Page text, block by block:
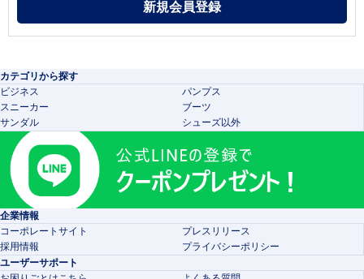
カテゴリから探す
ビジネス
パンプス
スニーカー
ブーツ
サンダル
シューズ以外
企業情報
コーポレートサイト
プレスリリース
採用情報
プライバシーポリシー
ユーザーサポート